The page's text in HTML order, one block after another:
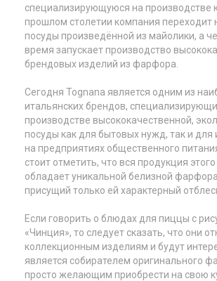
специализирующуюся на производстве
прошлом столетии компания переходит
посуды произведённой из майолики, а
время запускает производство
брендовых изделий из фарфора.
Сегодня Tognana является одним из
итальянских брендов,
производстве высококачественной,
посуды как для бытовых нужд, так и для
на предприятиях общественного
стоит отметить, что вся продукция
обладает уникальной белизной
присущий только ей характерный
Если говорить о блюдах для пиццы с
«Чинция», то следует сказать, что они
коллекционным изделиям и будут
является собирателем оригинального
просто желающим приобрести на свою